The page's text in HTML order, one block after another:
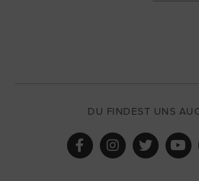
DU FINDEST UNS